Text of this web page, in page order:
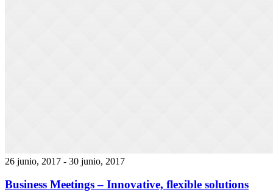
26 junio, 2017 - 30 junio, 2017
Business Meetings – Innovative, flexible solutions